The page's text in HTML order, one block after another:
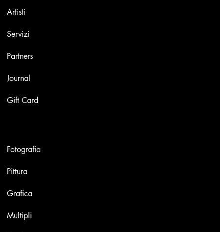
Artisti
Servizi
Partners
Journal
Gift Card
Fotografia
Pittura
Grafica
Multipli